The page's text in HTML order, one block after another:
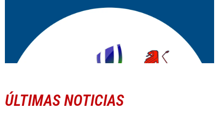
ÚLTIMAS NOTICIAS